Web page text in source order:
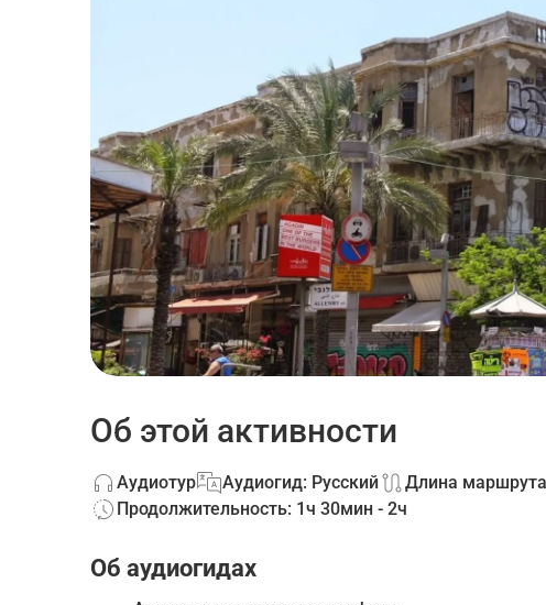
Об этой активности
Аудиотур Аудиогид: Русский Длина
Продолжительность: 1ч 30мин - 2ч
Об аудиогидах